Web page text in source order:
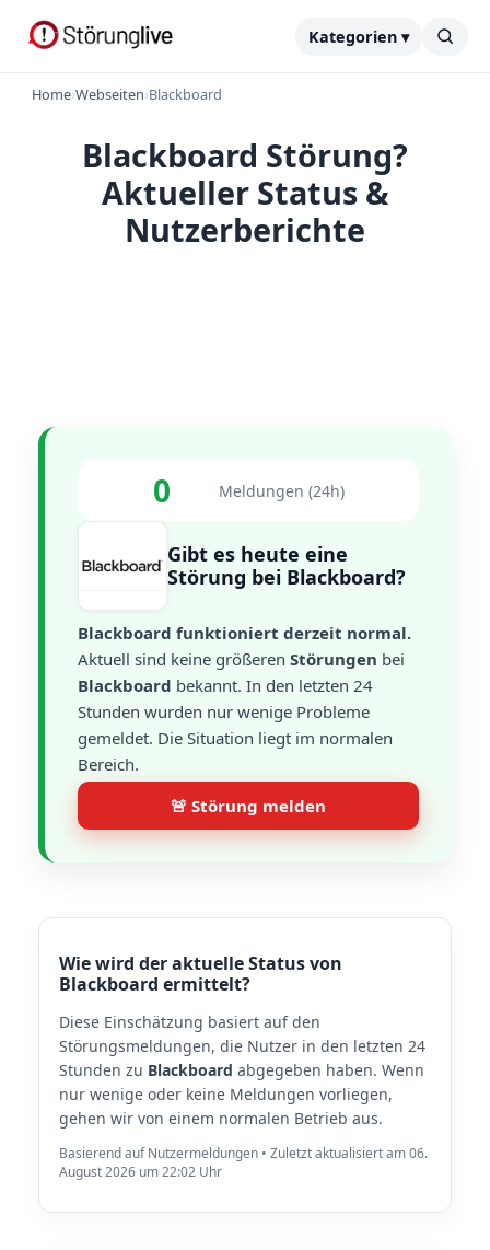
Kategorien ▾
Home›Webseiten›Blackboard
Blackboard Störung?
Aktueller Status &
Nutzerberichte
0 Meldungen (24h)
Gibt es heute eine
Störung bei Blackboard?
Blackboard funktioniert derzeit normal.
Aktuell sind keine größeren Störungen bei
Blackboard bekannt. In den letzten 24
Stunden wurden nur wenige Probleme
gemeldet. Die Situation liegt im normalen
Bereich.
🚨 Störung melden
Wie wird der aktuelle Status von
Blackboard ermittelt?
Diese Einschätzung basiert auf den
Störungsmeldungen, die Nutzer in den letzten 24
Stunden zu Blackboard abgegeben haben. Wenn
nur wenige oder keine Meldungen vorliegen,
gehen wir von einem normalen Betrieb aus.
Basierend auf Nutzermeldungen • Zuletzt aktualisiert am 06.
August 2026 um 22:02 Uhr